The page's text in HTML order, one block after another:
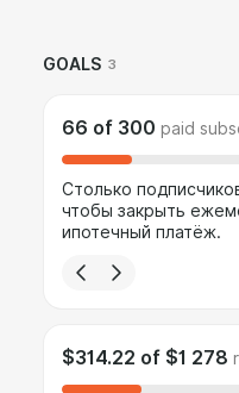
GOALS 3
66 of 300 paid
Столько
чтобы закрыть
ипотечный платёж.
$314.22 of $1 278